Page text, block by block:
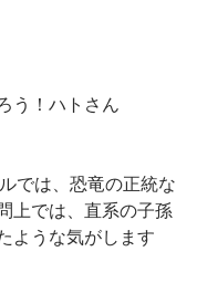
う！ハトさん
では、恐竜の正統な
上では、直系の子孫
ような気がします